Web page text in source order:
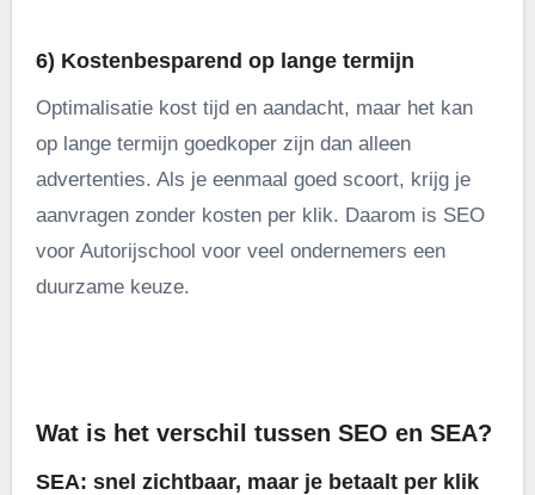
6) Kostenbesparend op lange termijn
Optimalisatie kost tijd en aandacht, maar het kan
op lange termijn goedkoper zijn dan alleen
advertenties. Als je eenmaal goed scoort, krijg je
aanvragen zonder kosten per klik. Daarom is SEO
voor Autorijschool voor veel ondernemers een
duurzame keuze.
Wat is het verschil tussen SEO en SEA?
SEA: snel zichtbaar, maar je betaalt per klik